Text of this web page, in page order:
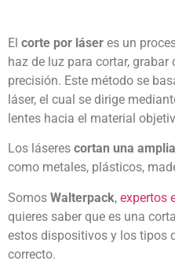
El corte por láser es un
haz de luz para cortar,
precisión. Este método se
láser, el cual se dirige
lentes hacia el material
Los láseres cortan una
como metales, plásticos,
Somos Walterpack, expertos
quieres saber que es una
estos dispositivos y los tipos
correcto.